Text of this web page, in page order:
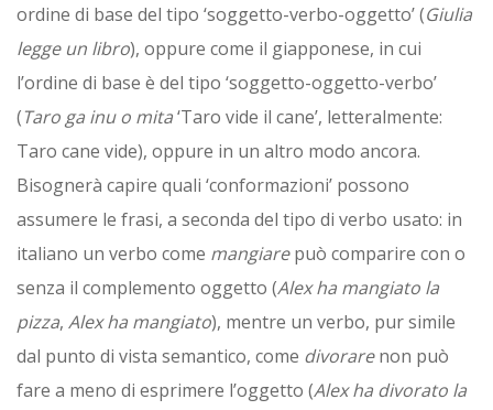
ordine di base del tipo ‘soggetto-verbo-oggetto’ (Giulia
legge un libro), oppure come il giapponese, in cui
l’ordine di base è del tipo ‘soggetto-oggetto-verbo’
(Taro ga inu o mita‘Taro vide il cane’, letteralmente:
Taro cane vide), oppure in un altro modo ancora.
Bisognerà capire quali ‘conformazioni’ possono
assumere le frasi, a seconda del tipo di verbo usato: in
italiano un verbo come mangiarepuò comparire con o
senza il complemento oggetto (Alex ha mangiato la
pizza, Alex ha mangiato), mentre un verbo, pur simile
dal punto di vista semantico, come divorarenon può
fare a meno di esprimere l’oggetto (Alex ha divorato la